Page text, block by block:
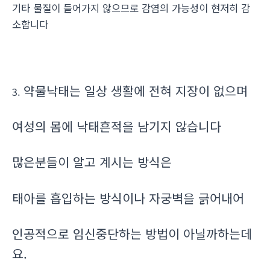
기타 물질이 들어가지 않으므로 감염의 가능성이 현저히 감
소합니다
3. 약물낙태는 일상 생활에 전혀 지장이 없으며
여성의 몸에 낙태흔적을 남기지 않습니다
많은분들이 알고 계시는 방식은
태아를 흡입하는 방식이나 자궁벽을 긁어내어
인공적으로 임신중단하는 방법이 아닐까하는데
요.